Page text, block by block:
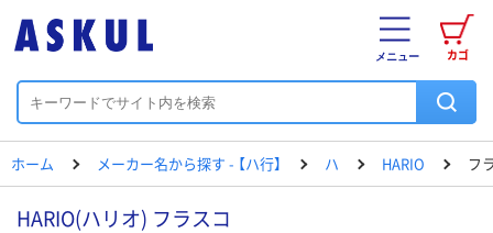
カゴ
メニュー
ホーム メーカー名から探す - 【ハ行】 ハ HARIO フ
HARIO(ハリオ) フラスコ